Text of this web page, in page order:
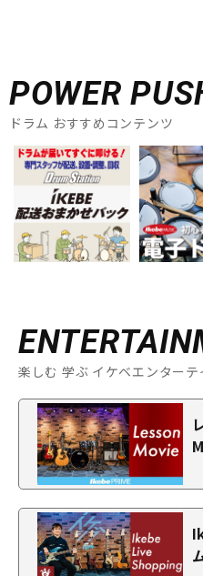
POWER
ドラム おすすめコンテンツ
楽しむ 学ぶ イケベエンターテ